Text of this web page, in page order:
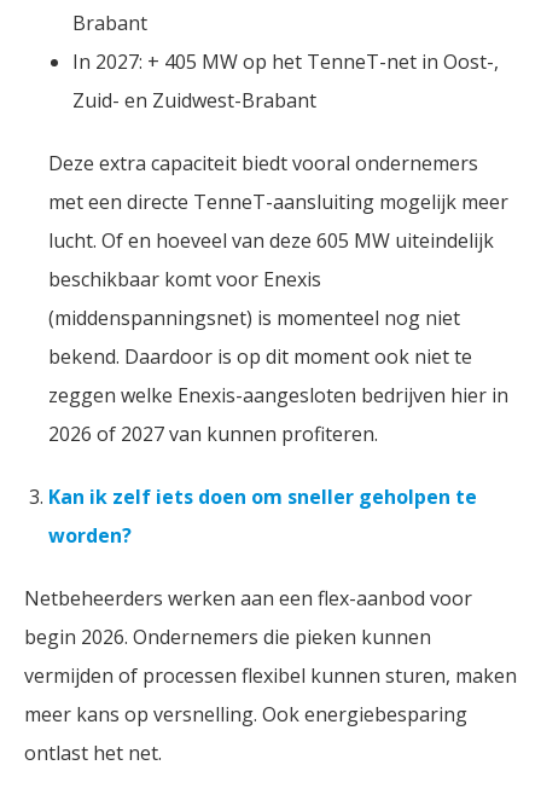
Brabant
In 2027: + 405 MW op het TenneT-net in Oost-,
Zuid- en Zuidwest-Brabant
Deze extra capaciteit biedt vooral ondernemers
met een directe TenneT-aansluiting mogelijk meer
lucht. Of en hoeveel van deze 605 MW uiteindelijk
beschikbaar komt voor Enexis
(middenspanningsnet) is momenteel nog niet
bekend. Daardoor is op dit moment ook niet te
zeggen welke Enexis-aangesloten bedrijven hier in
2026 of 2027 van kunnen profiteren.
Kan ik zelf iets doen om sneller geholpen te
worden?
Netbeheerders werken aan een flex-aanbod voor
begin 2026. Ondernemers die pieken kunnen
vermijden of processen flexibel kunnen sturen, maken
meer kans op versnelling. Ook energiebesparing
ontlast het net.